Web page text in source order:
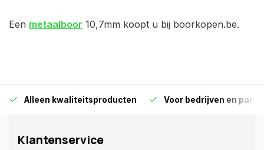
Een metaalboor 10,7mm koopt u bij boorkopen.be.
Alleen kwaliteitsproducten Voor bedrijven en
Klantenservice